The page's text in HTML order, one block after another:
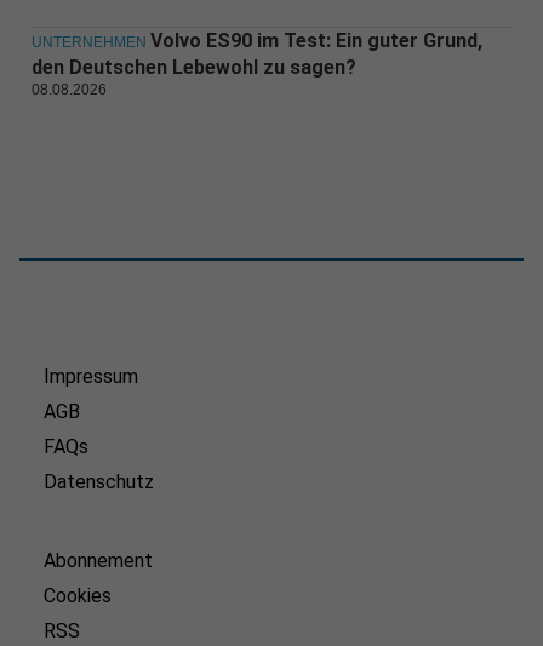
UNTERNEHMEN Volvo ES90 im Test: Ein guter Grund,
den Deutschen Lebewohl zu sagen?
08.08.2026
Impressum
AGB
FAQs
Datenschutz
Abonnement
Cookies
RSS